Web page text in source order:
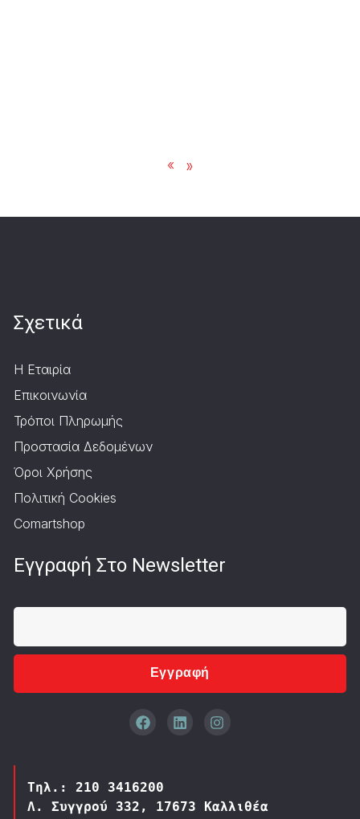
« »
Σχετικά
Η Εταιρία
Επικοινωνία
Τρόποι Πληρωμής
Προστασία Δεδομένων
Όροι Χρήσης
Πολιτική Cookies
Comartshop
Εγγραφή Στο Newsletter
Εγγραφή
Τηλ.: 210 3416200
Λ. Συγγρού 332, 17673 Καλλιθέα